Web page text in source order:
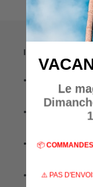
Informations
• A propos de
• Nos marques
• Nos
• Nos services
Le
📦
⚠️ PAS